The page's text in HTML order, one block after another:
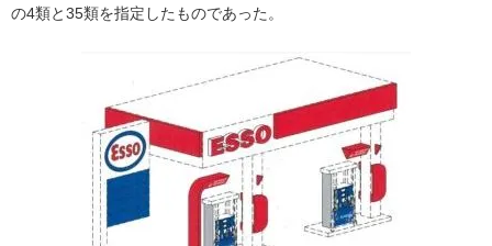
の4類と35類を指定したものであった。